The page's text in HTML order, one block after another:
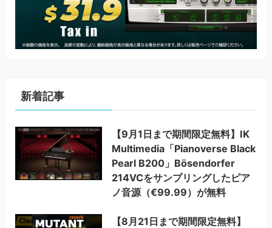
新着記事
【9月1日まで期間限定無料】IK
Multimedia「Pianoverse Black
Pearl B200」Bösendorfer
214VCをサンプリングしたピア
ノ音源（€99.99）が無料
【8月21日まで期間限定無料】